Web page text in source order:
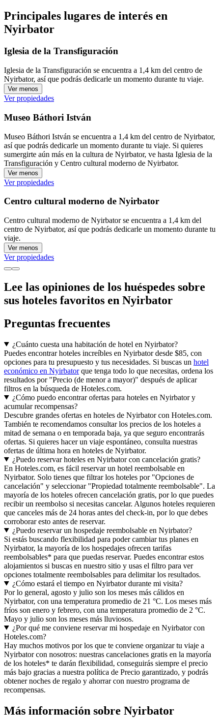
Principales lugares de interés en
Nyirbator
Iglesia de la Transfiguración
Iglesia de la Transfiguración se encuentra a 1,4 km del centro de
Nyirbator, así que podrás dedicarle un momento durante tu viaje.
Ver menos
Ver propiedades
Museo Báthori István
Museo Báthori István se encuentra a 1,4 km del centro de Nyirbator,
así que podrás dedicarle un momento durante tu viaje. Si quieres
sumergirte aún más en la cultura de Nyirbator, ve hasta Iglesia de la
Transfiguración y Centro cultural moderno de Nyirbator.
Ver menos
Ver propiedades
Centro cultural moderno de Nyirbator
Centro cultural moderno de Nyirbator se encuentra a 1,4 km del
centro de Nyirbator, así que podrás dedicarle un momento durante tu
viaje.
Ver menos
Ver propiedades
Lee las opiniones de los huéspedes sobre
sus hoteles favoritos en Nyirbator
Preguntas frecuentes
¿Cuánto cuesta una habitación de hotel en Nyirbator?
Puedes encontrar hoteles increíbles en Nyirbator desde $85, con
opciones para tu presupuesto y tus necesidades. Si buscas un hotel
económico en Nyirbatorque tenga todo lo que necesitas, ordena los
resultados por "Precio (de menor a mayor)" después de aplicar
filtros en la búsqueda de Hoteles.com.
¿Cómo puedo encontrar ofertas para hoteles en Nyirbator y
acumular recompensas?
Descubre grandes ofertas en hoteles de Nyirbator con Hoteles.com.
También te recomendamos consultar los precios de los hoteles a
mitad de semana o en temporada baja, ya que seguro encontrarás
ofertas. Si quieres hacer un viaje espontáneo, consulta nuestras
ofertas de última hora en hoteles de Nyirbator.
¿Puedo reservar hoteles en Nyirbator con cancelación gratis?
En Hoteles.com, es fácil reservar un hotel reembolsable en
Nyirbator. Solo tienes que filtrar los hoteles por "Opciones de
cancelación" y seleccionar "Propiedad totalmente reembolsable". La
mayoría de los hoteles ofrecen cancelación gratis, por lo que puedes
recibir un reembolso si necesitas cancelar. Algunos hoteles requieren
que canceles más de 24 horas antes del check-in, por lo que debes
corroborar esto antes de reservar.
¿Puedo reservar un hospedaje reembolsable en Nyirbator?
Si estás buscando flexibilidad para poder cambiar tus planes en
Nyirbator, la mayoría de los hospedajes ofrecen tarifas
reembolsables* para que puedas reservar. Puedes encontrar estos
alojamientos si buscas en nuestro sitio y usas el filtro para ver
opciones totalmente reembolsables para delimitar los resultados.
¿Cómo estará el tiempo en Nyirbator durante mi visita?
Por lo general, agosto y julio son los meses más cálidos en
Nyirbator, con una temperatura promedio de 21 °C. Los meses más
fríos son enero y febrero, con una temperatura promedio de 2 °C.
Mayo y julio son los meses más lluviosos.
¿Por qué me conviene reservar mi hospedaje en Nyirbator con
Hoteles.com?
Hay muchos motivos por los que te conviene organizar tu viaje a
Nyirbator con nosotros: nuestras cancelaciones gratis en la mayoría
de los hoteles* te darán flexibilidad, conseguirás siempre el precio
más bajo gracias a nuestra política de Precio garantizado, y podrás
obtener noches de regalo y ahorrar con nuestro programa de
recompensas.
Más información sobre Nyirbator